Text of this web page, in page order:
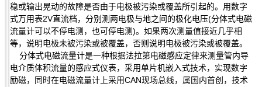
稳或输出晃动的故障是否由于电极被污染或覆盖所引起的。用数字
式万用表2V直流档，分别测两电极与地之间的极化电压(分体式电磁
流量计可以不停电测，也可停电测)。如果两次测量值接近几乎相
等，说明电极未被污染或被覆盖，否则说明电极被污染或被覆盖。
分体式电磁流量计是一种根据法拉第电磁感应定律来测量管内导
电介质体积流量的感应式仪表，采用单片机嵌入式技术，实现数字
励磁，同时在电磁流量计上采用CAN现场总线，属国内首创，技术